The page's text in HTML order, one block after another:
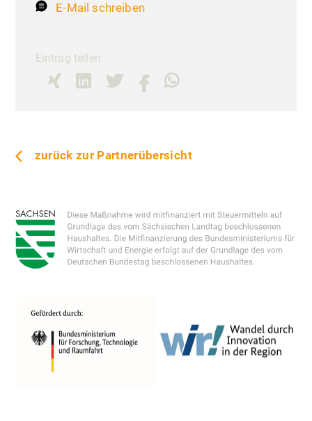
E-Mail schreiben
Eintrag teilen:
zurück zur Partnerübersicht
Technologien von Dritten, um ihre
Dienste anzubieten, stetig zu verbessern
und Werbung entsprechend der
Einwilligung jederzeit mit Wirkung für die
Zukunft widerrufen oder ändern.